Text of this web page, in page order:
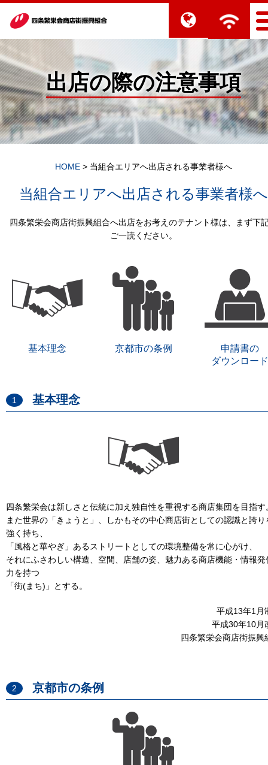
出店の際の注意事項
HOME > 当組合エリアへ出店される事業者様へ
当組合エリアへ出店される事業者様へ
四条繁栄会商店街振興組合へ出店をお考えのテナント様は、まず下
ご一読ください。
基本理念 京都市の条例
申請書の
ダウンロード
1 基本理念
四条繁栄会は新しさと伝統に加え独自性を重視する商店集団を目指す
また世界の「きょうと」、しかもその中心商店街としての認識と誇り
強く持ち、
「風格と華やぎ」あるストリートとしての環境整備を常に心がけ、
それにふさわしい構造、空間、店舗の姿、魅力ある商店機能・情報発
力を持つ
「街(まち)」とする。
平成13年1月
平成30年10月
四条繁栄会商店街振興
2 京都市の条例